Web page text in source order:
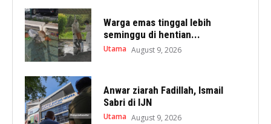
Warga emas tinggal lebih
seminggu di hentian...
Utama August 9, 2026
Anwar ziarah Fadillah, Ismail
Sabri di IJN
Utama August 9, 2026